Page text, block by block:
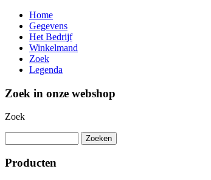
Home
Gegevens
Het Bedrijf
Winkelmand
Zoek
Legenda
Zoek in onze webshop
Zoek
Producten